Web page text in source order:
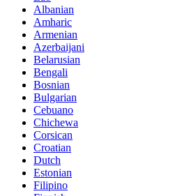
Albanian
Amharic
Armenian
Azerbaijani
Belarusian
Bengali
Bosnian
Bulgarian
Cebuano
Chichewa
Corsican
Croatian
Dutch
Estonian
Filipino